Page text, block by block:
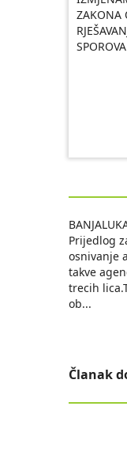
Prijedlog
osnivanje
takve
trecih
ob...
Članak